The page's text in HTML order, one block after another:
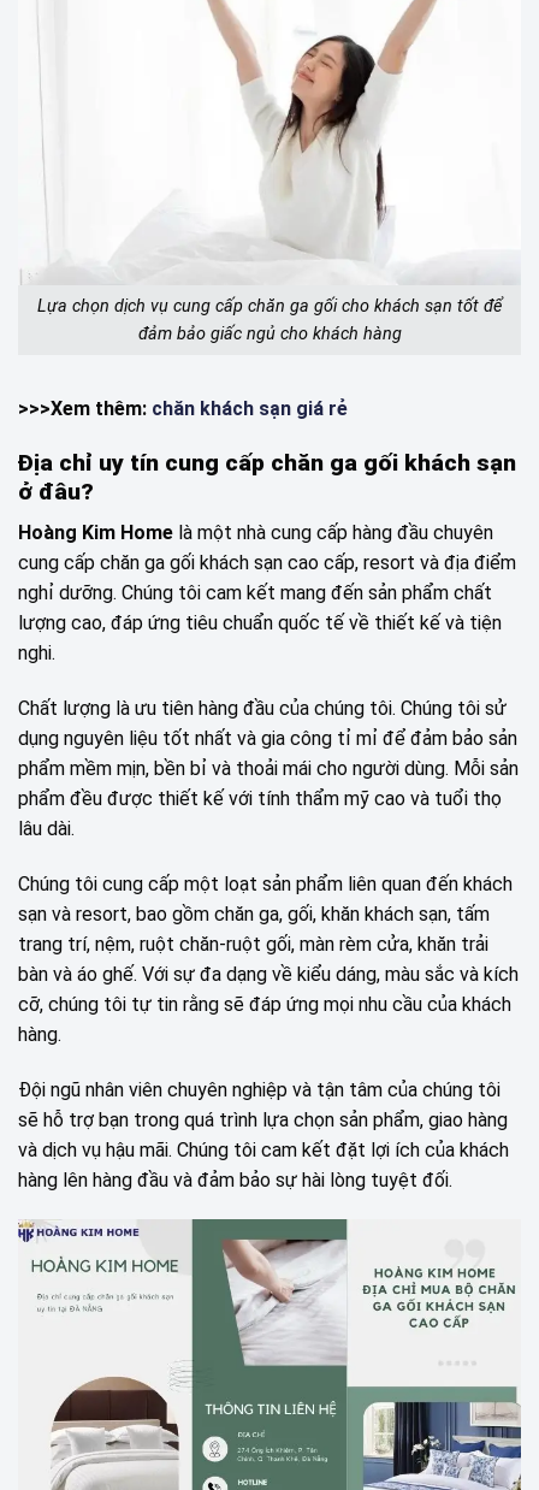
Lựa chọn dịch vụ cung cấp chăn ga gối cho khách sạn tốt để
đảm bảo giấc ngủ cho khách hàng
>>>Xem thêm: chăn khách sạn giá rẻ
Địa chỉ uy tín cung cấp chăn ga gối khách sạn
ở đâu?
Hoàng Kim Home là một nhà cung cấp hàng đầu chuyên
cung cấp chăn ga gối khách sạn cao cấp, resort và địa điểm
nghỉ dưỡng. Chúng tôi cam kết mang đến sản phẩm chất
lượng cao, đáp ứng tiêu chuẩn quốc tế về thiết kế và tiện
nghi.
Chất lượng là ưu tiên hàng đầu của chúng tôi. Chúng tôi sử
dụng nguyên liệu tốt nhất và gia công tỉ mỉ để đảm bảo sản
phẩm mềm mịn, bền bỉ và thoải mái cho người dùng. Mỗi sản
phẩm đều được thiết kế với tính thẩm mỹ cao và tuổi thọ
lâu dài.
Chúng tôi cung cấp một loạt sản phẩm liên quan đến khách
sạn và resort, bao gồm chăn ga, gối, khăn khách sạn, tấm
trang trí, nệm, ruột chăn-ruột gối, màn rèm cửa, khăn trải
bàn và áo ghế. Với sự đa dạng về kiểu dáng, màu sắc và kích
cỡ, chúng tôi tự tin rằng sẽ đáp ứng mọi nhu cầu của khách
hàng.
Đội ngũ nhân viên chuyên nghiệp và tận tâm của chúng tôi
sẽ hỗ trợ bạn trong quá trình lựa chọn sản phẩm, giao hàng
và dịch vụ hậu mãi. Chúng tôi cam kết đặt lợi ích của khách
hàng lên hàng đầu và đảm bảo sự hài lòng tuyệt đối.